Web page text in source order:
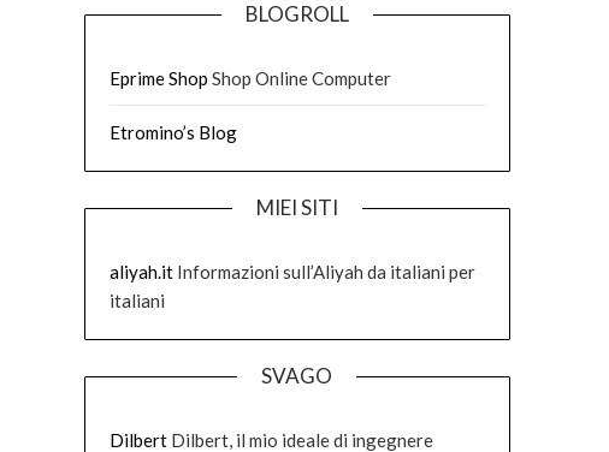
BLOGROLL
Eprime Shop Shop Online Computer
Etromino’s Blog
MIEI SITI
aliyah.itInformazioni sull’Aliyah da italiani per
italiani
SVAGO
DilbertDilbert, il mio ideale di ingegnere